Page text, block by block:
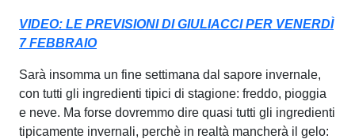
VIDEO: LE PREVISIONI DI GIULIACCI PER VENERDÌ
7 FEBBRAIO
Sarà insomma un fine settimana dal sapore invernale,
con tutti gli ingredienti tipici di stagione: freddo, pioggia
e neve. Ma forse dovremmo dire quasi tutti gli ingredienti
tipicamente invernali, perchè in realtà mancherà il gelo: